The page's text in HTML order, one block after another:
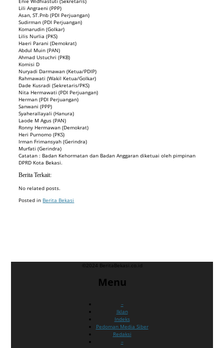
Lili Angraeni (PPP)
Asan, ST.Pnb (PDI Perjuangan)
Sudirman (PDI Perjuangan)
Komarudin (Golkar)
Lilis Nurlia (PKS)
Haeri Parani (Demokrat)
Abdul Muin (PAN)
Ahmad Ustuchri (PKB)
Komisi D
Nuryadi Darmawan (Ketua/PDIP)
Rahmawati (Wakil Ketua/Golkar)
Dade Kusradi (Sekretaris/PKS)
Nita Hermawati (PDI Perjuangan)
Herman (PDI Perjuangan)
Sanwani (PPP)
Syaherallayali (Hanura)
Laode M Agus (PAN)
Ronny Hermawan (Demokrat)
Heri Purnomo (PKS)
Irman Frimansyah (Gerindra)
Murfati (Gerindra)
Catatan : Badan Kehormatan dan Badan Anggaran diketuai oleh pimpinan
DPRD Kota Bekasi.
Berita Terkait:
No related posts.
Posted in Berita Bekasi
©2024 BeritaBekasi.co.id
Menu
–
Iklan
Indeks
Pedoman Media Siber
Redaksi
–